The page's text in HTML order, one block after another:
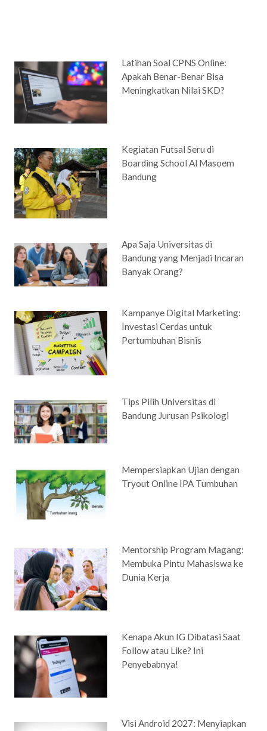
Latihan Soal CPNS Online:
Apakah Benar-Benar Bisa
Meningkatkan Nilai SKD?
Kegiatan Futsal Seru di
Boarding School Al Masoem
Bandung
Apa Saja Universitas di
Bandung yang Menjadi Incaran
Banyak Orang?
Kampanye Digital Marketing:
Investasi Cerdas untuk
Pertumbuhan Bisnis
Tips Pilih Universitas di
Bandung Jurusan Psikologi
Mempersiapkan Ujian dengan
Tryout Online IPA Tumbuhan
Mentorship Program Magang:
Membuka Pintu Mahasiswa ke
Dunia Kerja
Kenapa Akun IG Dibatasi Saat
Follow atau Like? Ini
Penyebabnya!
Visi Android 2027: Menyiapkan